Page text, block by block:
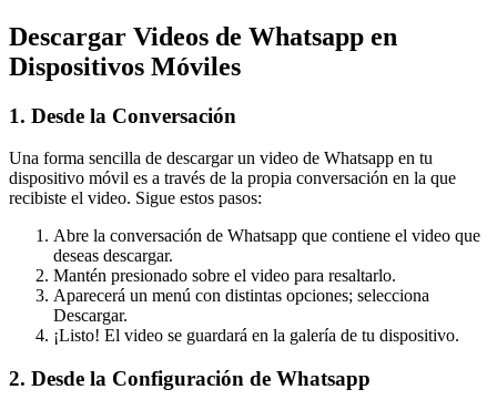
Descargar Videos de Whatsapp en
Dispositivos Móviles
1. Desde la Conversación
Una forma sencilla de descargar un video de Whatsapp en tu
dispositivo móvil es a través de la propia conversación en la que
recibiste el video. Sigue estos pasos:
Abre la conversación de Whatsapp que contiene el video que
deseas descargar.
Mantén presionado sobre el video para resaltarlo.
Aparecerá un menú con distintas opciones; selecciona
Descargar.
¡Listo! El video se guardará en la galería de tu dispositivo.
2. Desde la Configuración de Whatsapp